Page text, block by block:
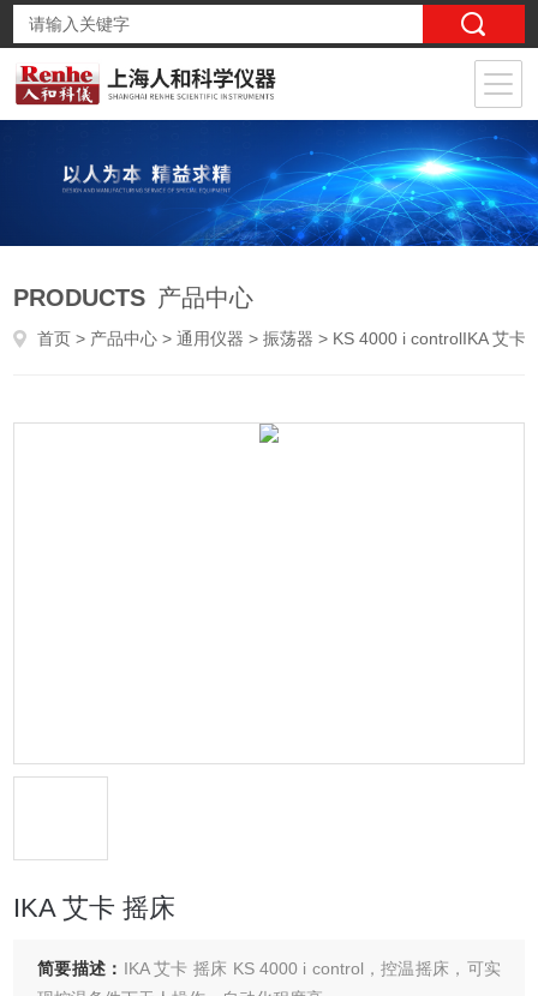
PRODUCTS 产品中心
首页 > 产品中心 >通用仪器 >振荡器 > KS 4000 i controlIKA 艾卡 摇床
IKA 艾卡 摇床
简要描述： IKA 艾卡 摇床 KS 4000 i control，控温摇床，可实